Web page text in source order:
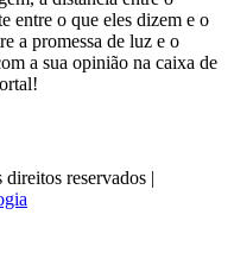
entre o que eles dizem e o
a promessa de luz e o
a sua opinião na caixa de
reservados |